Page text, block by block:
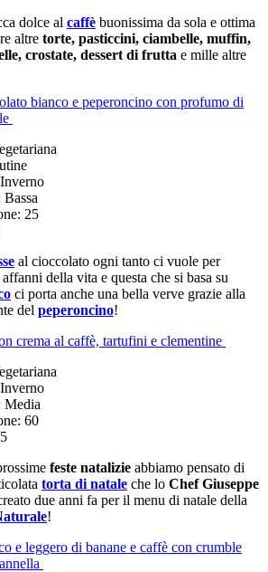
dolce al caffè buonissima da sola e ottima
altre torte, pasticcini, ciambelle, muffin,
crostate, dessert di frutta e mille altre
bianco e peperoncino con profumo di
Inverno
Bassa
25
al cioccolato ogni tanto ci vuole per
della vita e questa che si basa su
ci porta anche una bella verve grazie alla
del peperoncino!
crema al caffè, tartufini e clementine
Inverno
Media
60
feste natalizie abbiamo pensato di
torta di natale che lo Chef Giuseppe
due anni fa per il menu di natale della
!
e leggero di banane e caffè con crumble